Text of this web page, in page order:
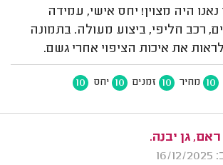
נאנו היה מצוין! יחס אישי, עמידה
רכב חליפי, ביצוע מעולה. בתמונה
לראות את איכות הציפוי אחרי גשם.
10 מחיר 10 זמנים 10 יחס 10
ראם, גן יבנה.